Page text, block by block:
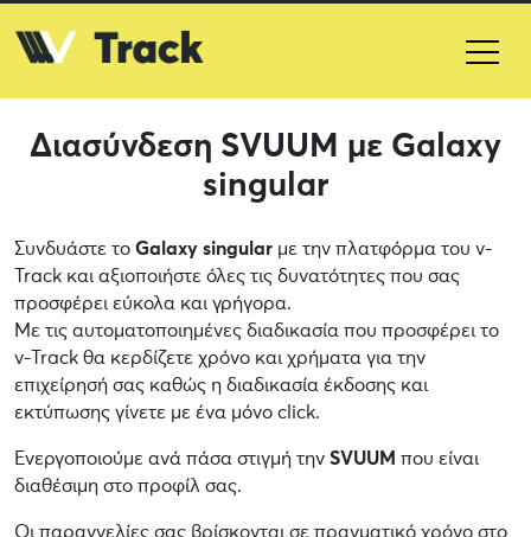
Διασύνδεση SVUUM με Galaxy
singular
Συνδυάστε το Galaxy singular με την πλατφόρμα του v-
Track και αξιοποιήστε όλες τις δυνατότητες που σας
προσφέρει εύκολα και γρήγορα.
Με τις αυτοματοποιημένες διαδικασία που προσφέρει το
v-Track θα κερδίζετε χρόνο και χρήματα για την
επιχείρησή σας καθώς η διαδικασία έκδοσης και
εκτύπωσης γίνετε με ένα μόνο click.
Ενεργοποιούμε ανά πάσα στιγμή την SVUUM που είναι
διαθέσιμη στο προφίλ σας.
Οι παραγγελίες σας βρίσκονται σε πραγματικό χρόνο στο